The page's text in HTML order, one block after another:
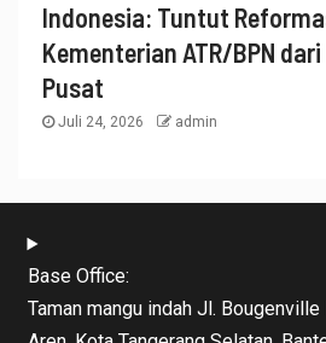
Indonesia: Tuntut
Kementerian ATR/BPN
Pusat
Juli 24, 2026 admin
Base Office:
Taman mangu indah Jl. Bougenville